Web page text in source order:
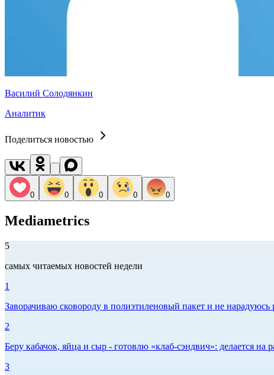
Василий Солодянкин
Аналитик
Поделиться новостью
0 0 0 0 0
Mediametrics
5
самых читаемых новостей недели
1
Заворачиваю сковороду в полиэтиленовый пакет и не нарадуюсь
2
Беру кабачок, яйца и сыр - готовлю «клаб-сэндвич»: делается на
3